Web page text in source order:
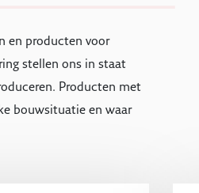
en producten voor
stellen ons in staat
Producten met
bouwsituatie en waar